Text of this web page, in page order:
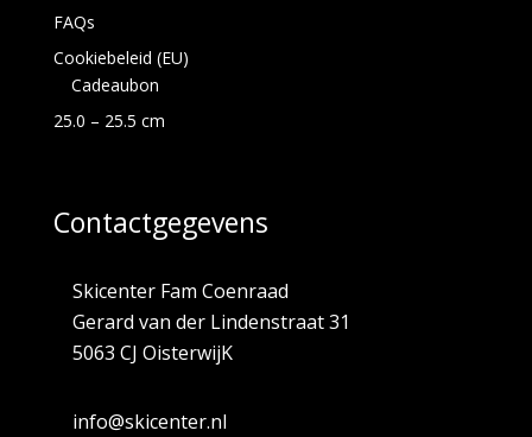
FAQs
Cookiebeleid (EU)
Cadeaubon
25.0 – 25.5 cm
Contactgegevens
Skicenter Fam Coenraad
Gerard van der Lindenstraat 31
5063 CJ OisterwijK
info@skicenter.nl